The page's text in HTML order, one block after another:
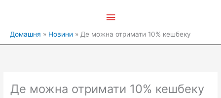
меню
Домашня Новини Де можна отримати 10% кешбеку
Де можна отримати 10% кешбеку